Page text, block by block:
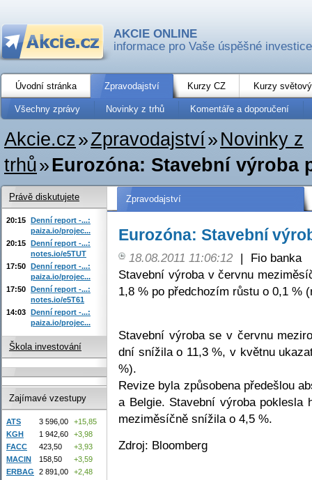
AKCIE ONLINE
informace pro Vaše úspěšné investice
Úvodní stránka Zpravodajství Kurzy CZ Kurzy
Všechny zprávy Novinky z trhů Komentáře a doporučení
Akcie.cz»Zpravodajství» Novinky z
trhů»Eurozóna: Stavební výroba
Zpravodajství
Eurozóna: Stavební
18.08.2011 11:06:12 |
Fio banka
Stavební výroba v červnu
1,8 % po předchozím růstu o 0,1 %
Stavební výroba se v červnu
dní snížila o 11,3 %, v květnu
%).
Revize byla způsobena předešlou
a Belgie. Stavební výroba poklesla
meziměsíčně snížila o 4,5 %.
Zdroj: Bloomberg
Právě diskutujete
20:15 Denní report -...:
paiza.io/projec...
20:15 Denní report -...:
notes.io/e5TUT
17:50 Denní report -...:
paiza.io/projec...
17:50 Denní report -...:
notes.io/e5T61
14:03 Denní report -...:
paiza.io/projec...
Škola investování
Zajímavé vzestupy
ATS 3 596,00
+15,85
KGH
1 942,60
+3,98
FACC
423,50
+3,93
MACIN
158,50
+3,59
ERBAG
2 891,00 +2,48